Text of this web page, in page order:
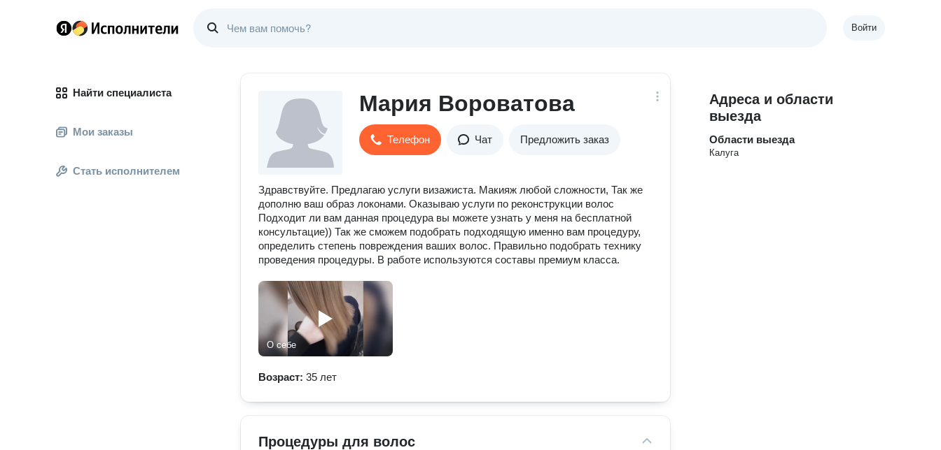
Войти
Найти специалиста
Мои заказы
Стать исполнителем
Мария Вороватова
Телефон Чат Предложить заказ
Здравствуйте. Предлагаю услуги визажиста. Макияж любой сложности, Так же
дополню ваш образ локонами. Оказываю услуги по реконструкции волос
Подходит ли вам данная процедура вы можете узнать у меня на бесплатной
консультацие)) Так же сможем подобрать подходящую именно вам процедуру,
определить степень повреждения ваших волос. Правильно подобрать технику
проведения процедуры. В работе используются составы премиум класса.
О себе
Возраст: 35 лет
Процедуры для волос
Адреса и области
выезда
Области выезда
Калуга